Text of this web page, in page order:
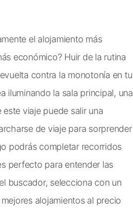
el alojamiento más
económico? Huir de la rutina
contra la monotonía en tu
iluminando la sala principal, una
viaje puede salir una
de viaje para sorprender
podrás completar recorridos
perfecto para entender las
buscador, selecciona con un
alojamientos al precio